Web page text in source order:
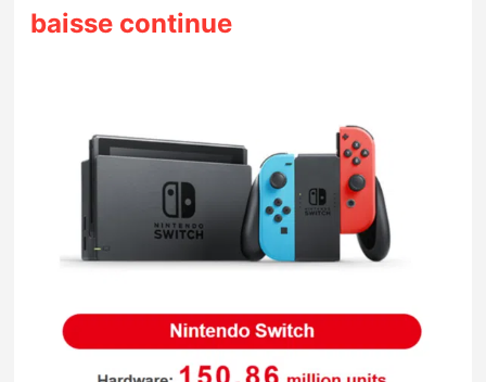
baisse continue